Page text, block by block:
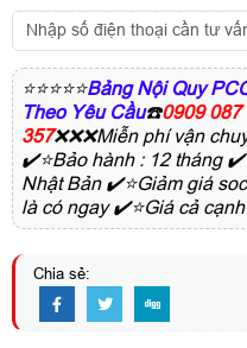
⭐⭐⭐⭐⭐Bảng Nội Quy
Theo Yêu Cầu☎️0909 087
357❌❌❌Miễn phí vận
✔️⭐Bảo hành : 12 tháng
Nhật Bản ✔️⭐Giảm giá
là có ngay ✔️⭐Giá cả
Chia sẻ: